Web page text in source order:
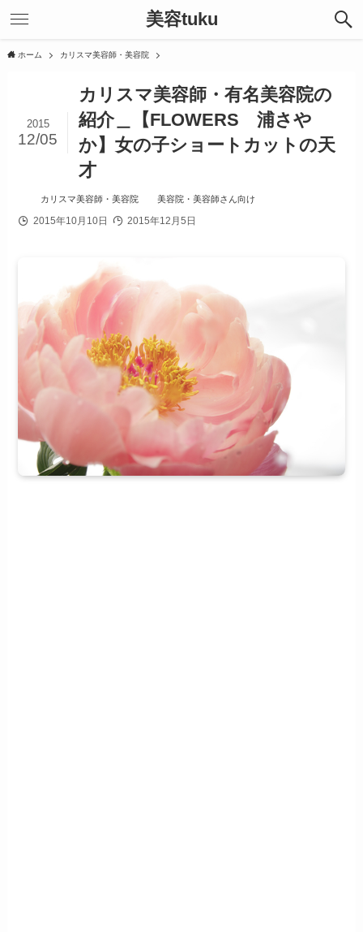
美容tuku
ホーム カリスマ美容師・美容院
カリスマ美容師・有名美容院の
紹介＿【FLOWERS 浦さや
か】女の子ショートカットの天
才
2015
12/05
カリスマ美容師・美容院 美容院・美容師さん向け
2015年10月10日 2015年12月5日